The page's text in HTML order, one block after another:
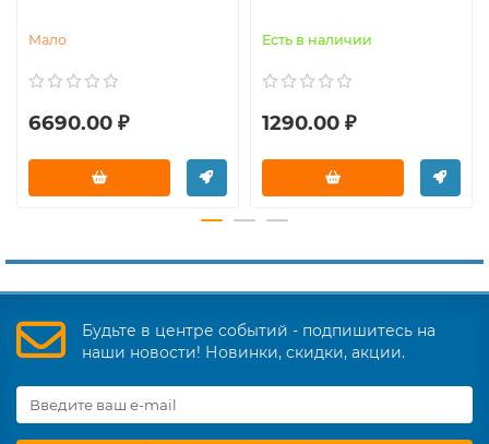
Мало
6690.00 ₽
Есть в наличии
1290.00 ₽
Будьте в центре событий - подпишитесь на
наши новости! Новинки, скидки, акции.